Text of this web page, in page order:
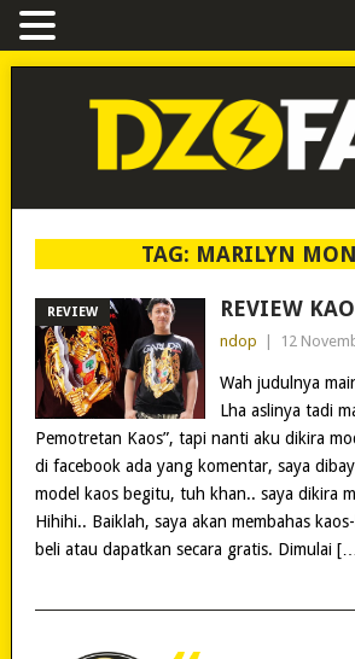
TAG: MARILYN
REVIEW REVIEW
ndop 12
Wah judulnya
Lha aslinya tadi
Pemotretan Kaos”, tapi nanti aku dikira
di facebook ada yang komentar, saya
model kaos begitu, tuh khan.. saya dikira
Hihihi.. Baiklah, saya akan membahas
beli atau dapatkan secara gratis. Dimulai